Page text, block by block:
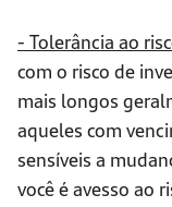
- Tolerância ao
com o risco de
mais longos
aqueles com
sensíveis a
você é avesso ao